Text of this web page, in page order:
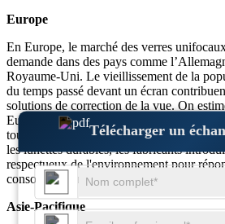
Télécharger un
Europe
En Europe, le marché des verres
demande dans des pays comme
Royaume-Uni. Le vieillissement de la
du temps passé devant un écran
solutions de correction de la vue. On
Européens souffrent de myopie, les
touchés. La région montre également une
les lunettes durables, les fabricants
respectueux de l'environnement pour
consommateurs soucieux de
Asie-Pacifique